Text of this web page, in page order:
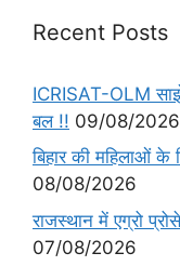
Recent Posts
ICRISAT-OLM
बल !! 09/08/2026
बिहार की महिलाओं के
08/08/2026
राजस्थान में एग्रो
07/08/2026